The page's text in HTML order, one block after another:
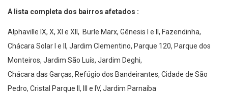
A lista completa dos bairros afetados :
Alphaville IX, X, XI e XII, Burle Marx, Gênesis I e II, Fazendinha,
Chácara Solar I e II, Jardim Clementino, Parque 120, Parque dos
Monteiros, Jardim São Luís, Jardim Deghi,
Chácara das Garças, Refúgio dos Bandeirantes, Cidade de São
Pedro, Cristal Parque II, III e IV, Jardim Parnaíba